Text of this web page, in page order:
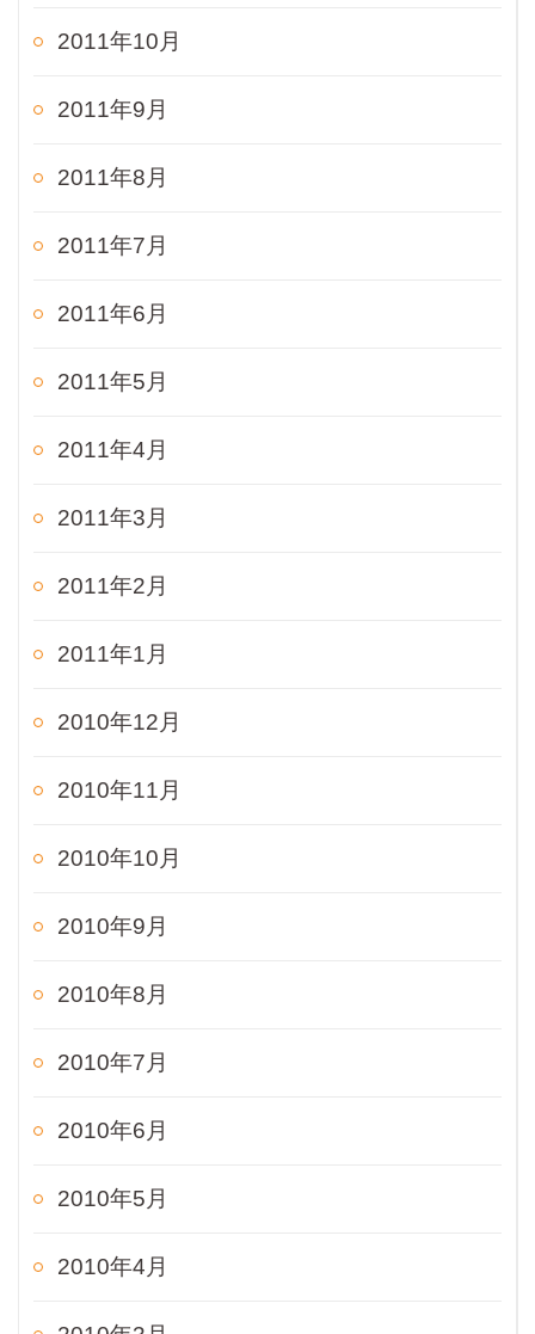
2011年10月
2011年9月
2011年8月
2011年7月
2011年6月
2011年5月
2011年4月
2011年3月
2011年2月
2011年1月
2010年12月
2010年11月
2010年10月
2010年9月
2010年8月
2010年7月
2010年6月
2010年5月
2010年4月